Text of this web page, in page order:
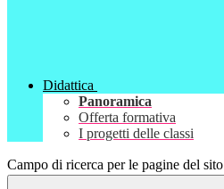
Didattica
Panoramica
Offerta formativa
I progetti delle classi
Campo di ricerca per le pagine del sito